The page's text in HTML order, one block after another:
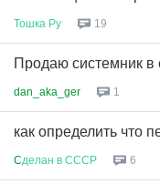
Тошка Ру 19
Продаю системник в
dan_aka_ger 1
как определить что
Cделан в СССР 6